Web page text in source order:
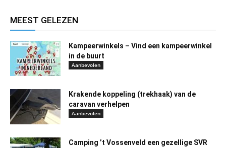
MEEST GELEZEN
Kampeerwinkels – Vind een kampeerwinkel
in de buurt
Aanbevolen
Krakende koppeling (trekhaak) van de
caravan verhelpen
Aanbevolen
Camping ’t Vossenveld een gezellige SVR